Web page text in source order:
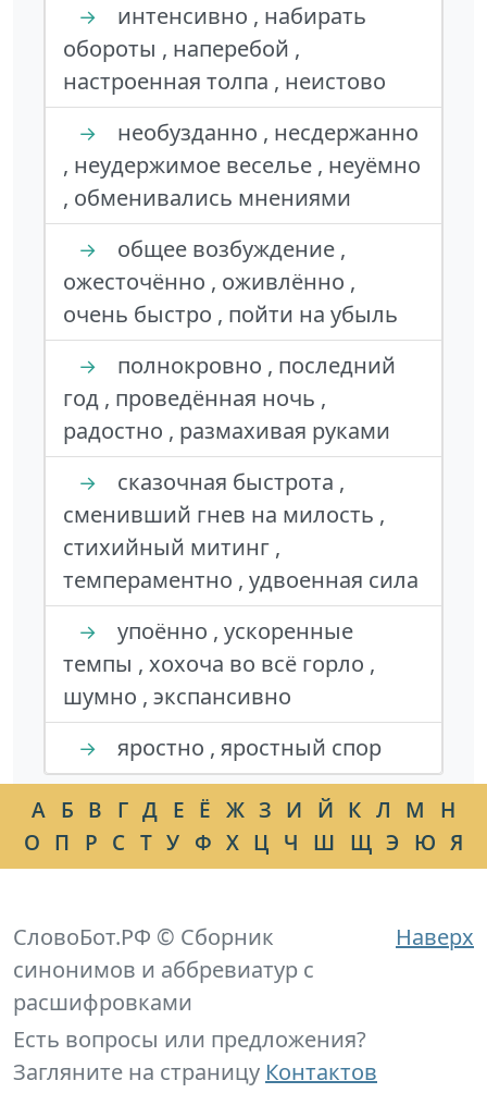
→
интенсивно , набирать
обороты , наперебой ,
настроенная толпа , неистово
→
необузданно , несдержанно
, неудержимое веселье , неуёмно
, обменивались мнениями
→
общее возбуждение ,
ожесточённо , оживлённо ,
очень быстро , пойти на убыль
→
полнокровно , последний
год , проведённая ночь ,
радостно , размахивая руками
→
сказочная быстрота ,
сменивший гнев на милость ,
стихийный митинг ,
темпераментно , удвоенная сила
→
упоённо , ускоренные
темпы , хохоча во всё горло ,
шумно , экспансивно
→ яростно , яростный спор
А Б В Г Д Е Ё Ж З И Й К Л М
Н
О П Р С Т У Ф Х Ц Ч Ш Щ Э Ю Я
Наверх
СловоБот.РФ © Сборник
синонимов и аббревиатур с
расшифровками
Есть вопросы или предложения?
Загляните на страницу Контактов